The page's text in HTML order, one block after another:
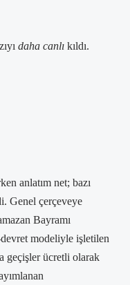
daha canlı kıldı.
anlatım net; bazı
Genel çerçeveye
Bayramı
modeliyle işletilen
geçişler ücretli olarak